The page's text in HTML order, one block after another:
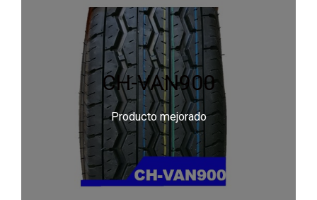
CH-VAN900
Producto mejorado